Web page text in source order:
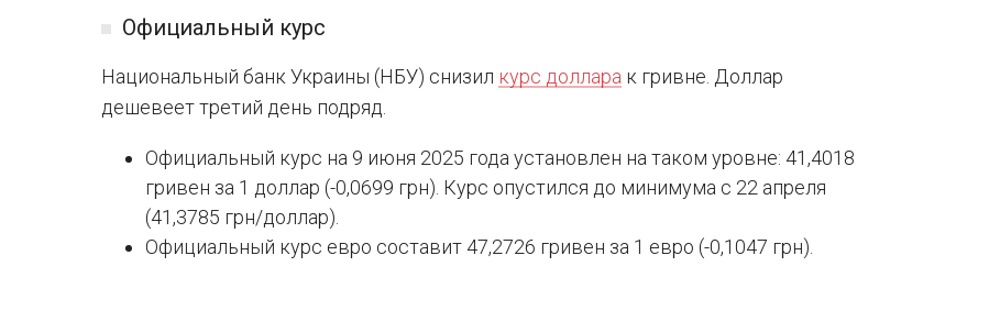
Официальный курс
Национальный банк Украины (НБУ) снизил курс доллара к гривне. Доллар
дешевеет третий день подряд.
Официальный курс на 9 июня 2025 года установлен на таком уровне: 41,4018
гривен за 1 доллар (-0,0699 грн). Курс опустился до минимума с 22 апреля
(41,3785 грн/доллар).
Официальный курс евро составит 47,2726 гривен за 1 евро (-0,1047 грн).